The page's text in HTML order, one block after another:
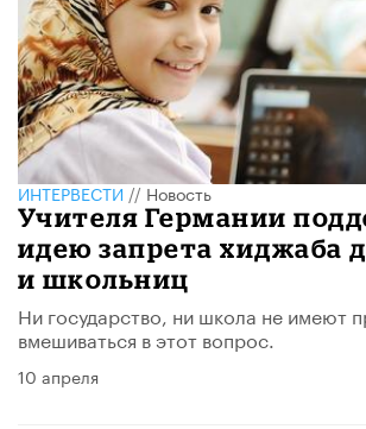
ИНТЕРВЕСТИ//Новость
Учителя Германии
идею запрета хиджаба
и школьниц
Ни государство, ни школа не имеют
вмешиваться в этот вопрос.
10 апреля